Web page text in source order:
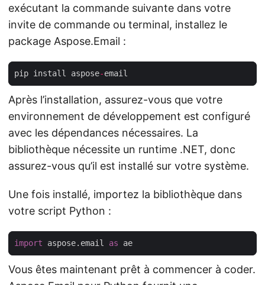
exécutant la commande suivante dans votre
invite de commande ou terminal, installez le
package Aspose.Email :
pip install aspose-
Après l’installation, assurez-vous que votre
environnement de développement est configuré
avec les dépendances nécessaires. La
bibliothèque nécessite un runtime .NET, donc
assurez-vous qu’il est installé sur votre système.
Une fois installé, importez la bibliothèque dans
votre script Python :
import aspose.email as
Vous êtes maintenant prêt à commencer à coder.